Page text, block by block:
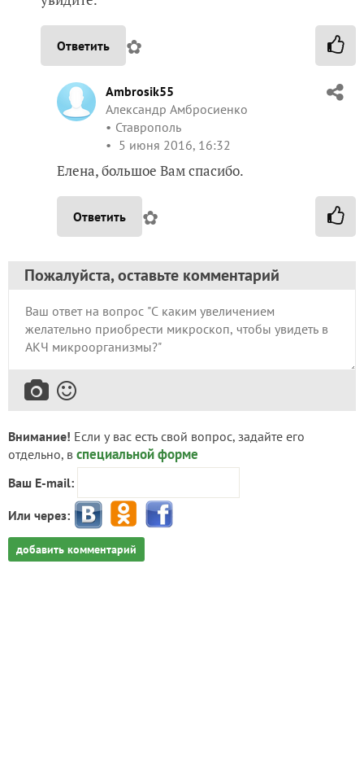
Ответить ✿
Ambrosik55
Александр Амбросиенко
Ставрополь
5 июня 2016, 16:32
Елена, большое Вам спасибо.
Ответить ✿
Пожалуйста, оставьте комментарий
Внимание! Если у вас есть свой вопрос, задайте его
отдельно, в специальной форме
Ваш E-mail:
Или через:
добавить комментарий